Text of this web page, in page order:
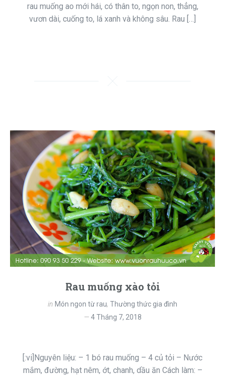
rau muống ao mới hái, có thân to, ngọn non, thẳng,
vươn dài, cuống to, lá xanh và không sâu. Rau […]
Rau muống xào tỏi
in Món ngon từ rau, Thường thức gia đình
4 Tháng 7, 2018
[:vi]Nguyên liệu: – 1 bó rau muống – 4 củ tỏi – Nước
mắm, đường, hạt nêm, ớt, chanh, dầu ăn Cách làm: –